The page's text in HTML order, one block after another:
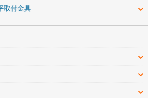
取付金具